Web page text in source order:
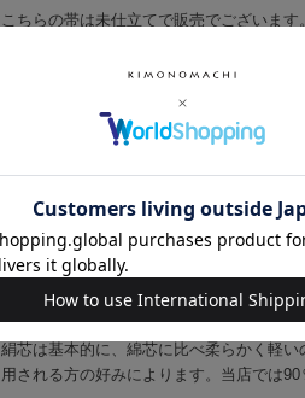
こちらの帯は未仕立てで販売でございます。
お仕立てをご希望される場合は、下記の
ご購入くださいませ。 お仕立てのご購入
で、色合い、質感などをご覧いただき、
送りさせていただく場合のお仕立てまでの
◇絹芯お仕立て
◇帯芯持ち込みお仕立て
◆綿芯、絹芯について
絹芯は基本的に、綿芯に比べ柔らかく軽
用される方の好みによります。当店では